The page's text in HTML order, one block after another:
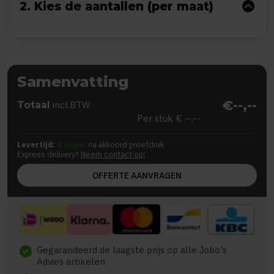
2. Kies de aantallen (per maat)
Samenvatting
Totaal incl.BTW €--,--
Per stuk € --,--
Levertijd: 5 dagen na akkoord proefdruk
Express delivery? Neem contact op!
OFFERTE AANVRAGEN
check Gegarandeerd de laagste prijs op alle Jobo's
Advies artikelen